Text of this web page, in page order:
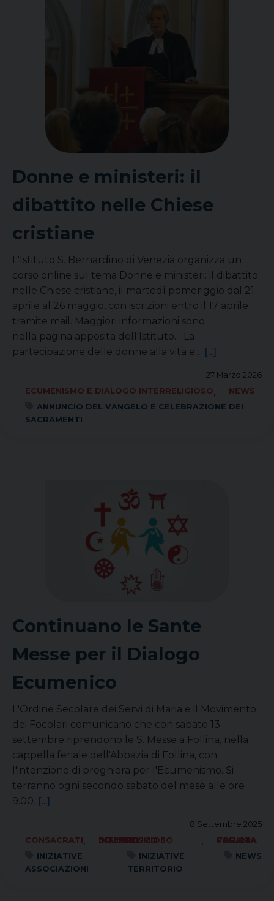
Donne e ministeri: il
dibattito nelle Chiese
cristiane
L'Istituto S. Bernardino di Venezia organizza un
corso online sul tema Donne e ministeri: il dibattito
nelle Chiese cristiane, il martedì pomeriggio dal 21
aprile al 26 maggio, con iscrizioni entro il 17 aprile
tramite mail. Maggiori informazioni sono
nella pagina apposita dell'Istituto. La
partecipazione delle donne alla vita e… [...]
27 Marzo 2026
ECUMENISMO E DIALOGO INTERRELIGIOSO,
NEWS
ANNUNCIO DEL VANGELO E CELEBRAZIONE DEI
SACRAMENTI
Continuano le Sante
Messe per il Dialogo
Ecumenico
L'Ordine Secolare dei Servi di Maria e il Movimento
dei Focolari comunicano che con sabato 13
settembre riprendono le S. Messe a Follina, nella
cappella feriale dell'Abbazia di Follina, con
l'intenzione di preghiera per l'Ecumenismo. Si
terranno ogni secondo sabato del mese alle ore
9.00. [...]
8 Settembre 2025
CONSACRATI, ECUMENISMO E DIALOGO INTERRELIGIOSO ,
FORANIA VALLATA
INIZIATIVE
ASSOCIAZIONI
INIZIATIVE
TERRITORIO
NEWS